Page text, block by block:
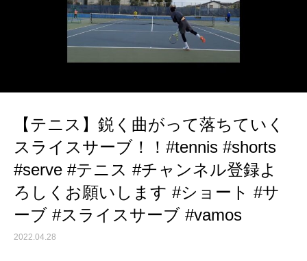
【テニス】鋭く曲がって落ちていく
スライスサーブ！！#tennis #shorts
#serve #テニス #チャンネル登録よ
ろしくお願いします #ショート #サ
ーブ #スライスサーブ #vamos
2022.04.28